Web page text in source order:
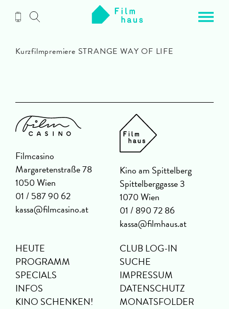
Inhalt
Kurzfilmpremiere STRANGE WAY OF LIFE
Filmcasino
Margaretenstraße 78
1050 Wien
01 / 587 90 62
kassa@filmcasino.at
Kino am Spittelberg
Spittelberggasse 3
1070 Wien
01 / 890 72 86
kassa@filmhaus.at
HEUTE
PROGRAMM
SPECIALS
INFOS
KINO SCHENKEN!
CLUB LOG-IN
SUCHE
IMPRESSUM
DATENSCHUTZ
MONATSFOLDER